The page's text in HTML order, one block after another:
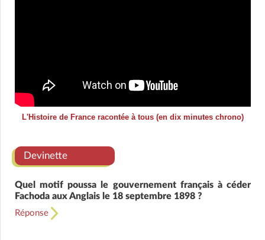
L'Histoire de France racontée à tous (en dix minutes chrono)
Devinette
Quel motif poussa le gouvernement français à céder
Fachoda aux Anglais le 18 septembre 1898 ?
Réponse